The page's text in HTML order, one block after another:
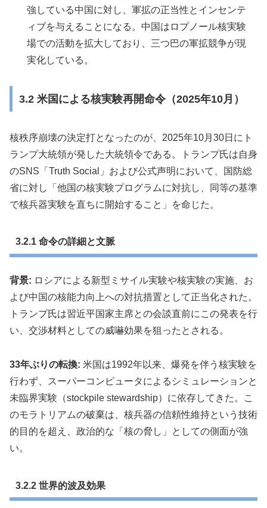
強している中国に対し、軍拡の正当性とインセンテ
ィブを与えることになる。中国はロプノール核実験
場での活動を拡大しており、三つ巴の軍拡競争が現
実化している。
3.2 米国による核実験再開命令（2025年10月）
核秩序崩壊の決定打となったのが、2025年10月30日にト
ランプ大統領が発した大統領令である。トランプ氏は自身
のSNS「Truth Social」および公式声明において、国防総
省に対し「他国の核実験プログラムに対抗し、同等の基準
で核兵器実験を直ちに開始すること」を命じた。
3.2.1 命令の詳細と文脈
背景: ロシアによる新型ミサイル実験や核実験の実施、お
よび中国の核能力向上への対抗措置として正当化された。
トランプ氏は習近平国家主席との会談直前にこの発表を行
い、交渉材料としての威嚇効果を狙ったとされる。
33年ぶりの転換: 米国は1992年以来、爆発を伴う核実験を
行わず、スーパーコンピュータによるシミュレーションと
未臨界実験（stockpile stewardship）に依存してきた。こ
のモラトリアムの破棄は、核兵器の信頼性維持という技術
的目的を超え、政治的な「核の脅し」としての側面が強
い。
3.2.2 世界的波及効果